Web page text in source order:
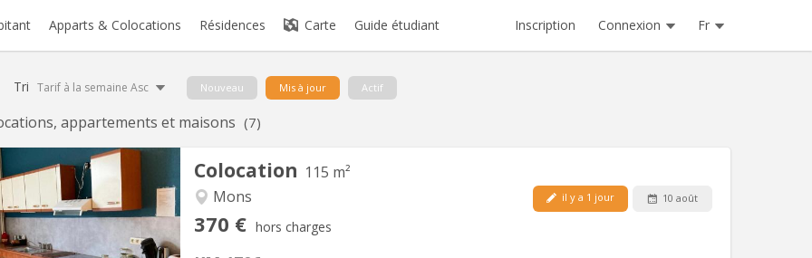
Apparts & Colocations Résidences Carte Guide étudiant Inscription Connexion Fr
Tri Tarif à la semaine Asc Nouveau Mis à jour Actif
appartements et maisons (7)
Colocation 115 m²
Mons
370 € hors charges
il y a 1 jour 10 août
80 €
11 mois
Non
Superficie:115 m2
Non-fumeur
Animaux de compagnie:Non